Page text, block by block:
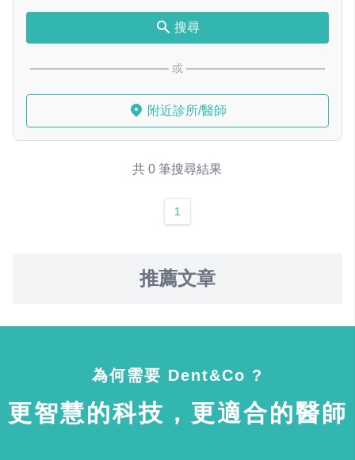
搜尋
或
附近診所/醫師
共 0 筆搜尋結果
1
推薦文章
為何需要 Dent&Co ?
更智慧的科技，更適合的醫師